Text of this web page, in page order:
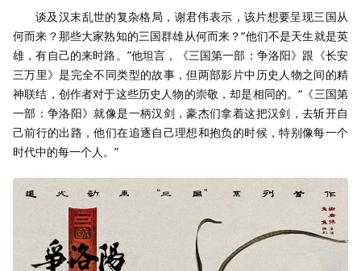
谈及汉末乱世的复杂格局，谢君伟表示，该片想要呈现三国从
何而来？那些大家熟知的三国群雄从何而来？“他们不是天生就是英
雄，有自己的来时路。”他坦言，《三国第一部：争洛阳》跟《长安
三万里》是完全不同类型的故事，但两部影片中历史人物之间的精
神联结，创作者对于这些历史人物的崇敬，却是相同的。“《三国第
一部：争洛阳》就像是一柄汉剑，豪杰们拿着这把汉剑，去斩开自
己前行的出路，他们在追逐自己理想和抱负的时候，特别像每一个
时代中的每一个人。”